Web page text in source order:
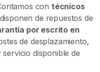
con técnicos
de repuestos de
por escrito en
de desplazamiento,
disponible de